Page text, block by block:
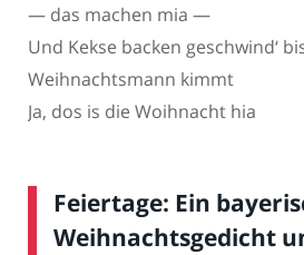
— das machen mia —
Und Kekse backen geschwind‘
Weihnachtsmann kimmt
Ja, dos is die Woihnacht hia
Feiertage: Ein
Weihnachtsgedicht